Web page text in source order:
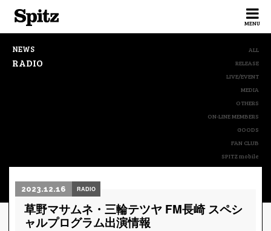
MENU
NEWS
RADIO
ALL
RELEASE
LIVE/EVENT
MEDIA
OTHERS
ON-LINE MEMBERS
GOODS
FAN CLUB
SPITZ mobile
2023.12.16 RADIO
草野マサムネ・三輪テツヤ FM長崎 スペシ
ャルプログラム出演情報